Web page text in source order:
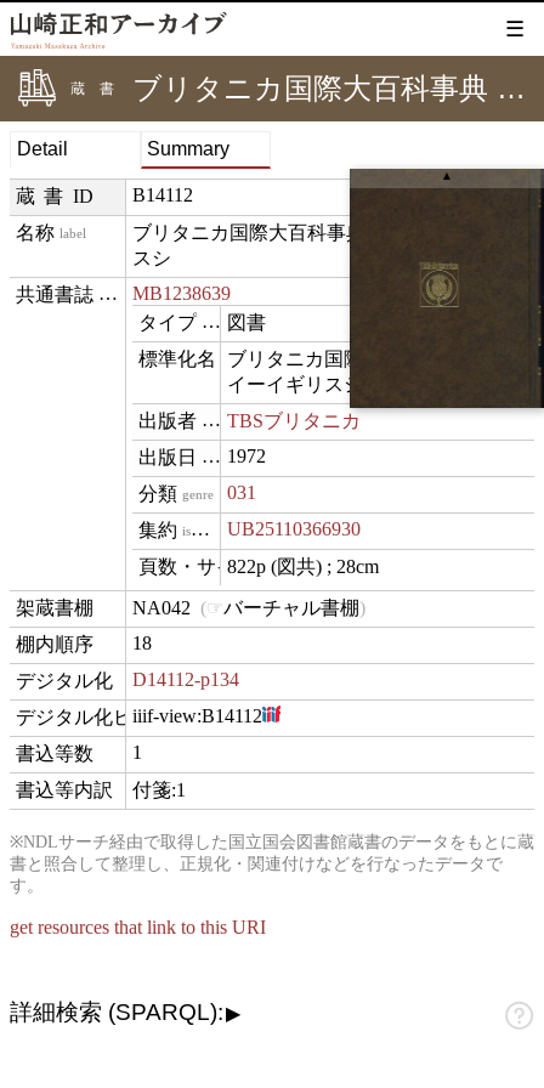
☰
蔵書 ブリタニカ国際大百科事典 1｜アイーイギリスシ
Detail Summary
▲
蔵書ID B14112
label
ブリタニカ国際大百科事典 1｜アイーイギリ
スシ
exemplarOfMB1238639
type 図書
name
ブリタニカ国際大百科事典 1 :: ア
イーイギリスシ
publisherTBSブリタニカ
datePublished
1972
genre 031
isVariantOf UB25110366930
materialExtent
822p (図共) ; 28cm
contentLocation
NA042 バーチャル書棚
position18
digitization
D14112-p134
hasView
iiif-view:B14112
1
comment
付箋:1
※NDLサーチ経由で取得した国立国会図書館蔵書のデータをもとに蔵
書と照合して整理し、正規化・関連付けなどを行なったデータで
す。
get resources that link to this URI
詳細検索 (SPARQL):▶